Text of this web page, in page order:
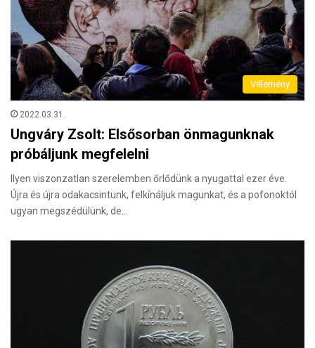
Vélemény
2022.03.31.
Ungváry Zsolt: Elsősorban önmagunknak
próbáljunk megfelelni
Ilyen viszonzatlan szerelemben őrlődünk a nyugattal ezer éve.
Újra és újra odakacsintunk, felkínáljuk magunkat, és a pofonoktól
ugyan megszédülünk, de…